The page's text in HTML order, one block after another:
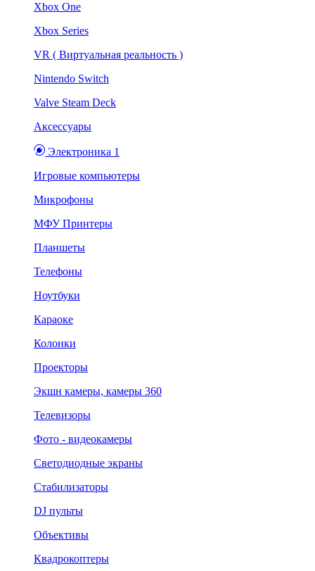
Xbox One
Xbox Series
VR ( Виртуальная реальность )
Nintendo Switch
Valve Steam Deck
Аксессуары
Электроника 1
Игровые компьютеры
Микрофоны
МФУ Принтеры
Планшеты
Телефоны
Ноутбуки
Караоке
Колонки
Проекторы
Экшн камеры, камеры 360
Телевизоры
Фото - видеокамеры
Светодиодные экраны
Стабилизаторы
DJ пульты
Объективы
Квадрокоптеры